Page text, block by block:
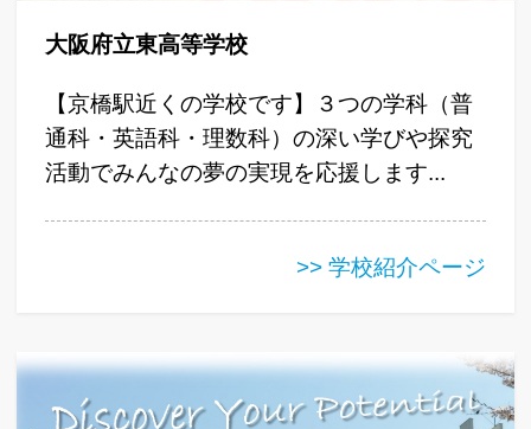
大阪府立東高等学校
【京橋駅近くの学校です】３つの学科（普
通科・英語科・理数科）の深い学びや探究
活動でみんなの夢の実現を応援します...
>> 学校紹介ページ